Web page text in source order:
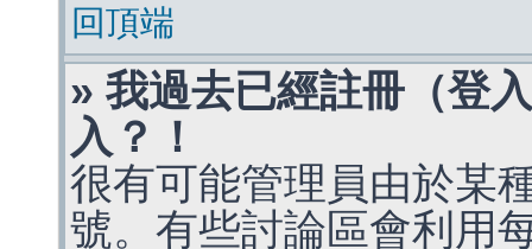
回頂端
» 我過去已經註冊（登
入？！
很有可能管理員由於某
號。有些討論區會利用